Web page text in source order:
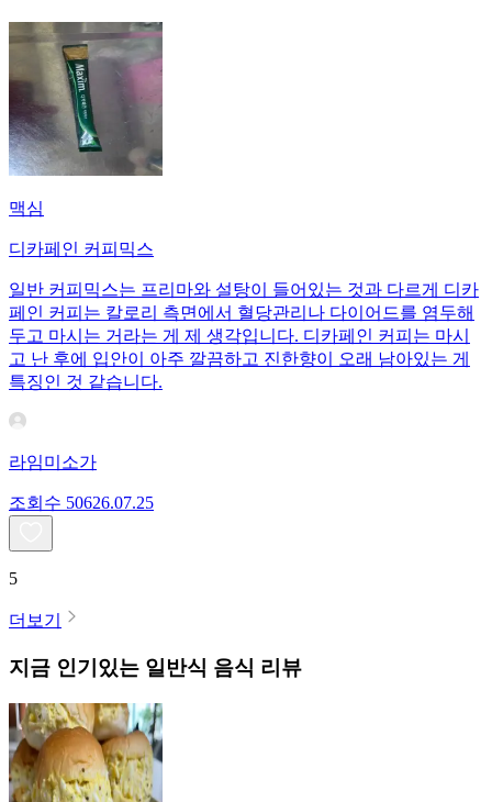
맥심
디카페인 커피믹스
일반 커피믹스는 프리마와 설탕이 들어있는 것과 다르게 디카
페인 커피는 칼로리 측면에서 혈당관리나 다이어드를 염두해
두고 마시는 거라는 게 제 생각입니다. 디카페인 커피는 마시
고 난 후에 입안이 아주 깔끔하고 진한향이 오래 남아있는 게
특징인 것 같습니다.
라임미소가
조회수 50626.07.25
5
더보기
지금 인기있는 일반식 음식 리뷰